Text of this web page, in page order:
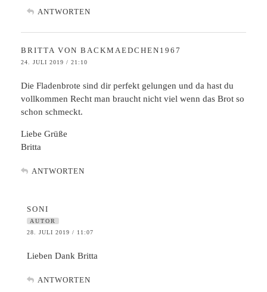
ANTWORTEN
BRITTA VON BACKMAEDCHEN1967
24. JULI 2019 / 21:10
Die Fladenbrote sind dir perfekt gelungen und da hast du
vollkommen Recht man braucht nicht viel wenn das Brot so
schon schmeckt.
Liebe Grüße
Britta
ANTWORTEN
SONI
AUTOR
28. JULI 2019 / 11:07
Lieben Dank Britta
ANTWORTEN